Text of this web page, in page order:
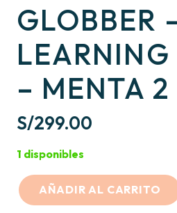
GLOBBER
LEARNING
– MENTA 2
S/299.00
1 disponibles
GLOBBER
AÑADIR AL CARRITO